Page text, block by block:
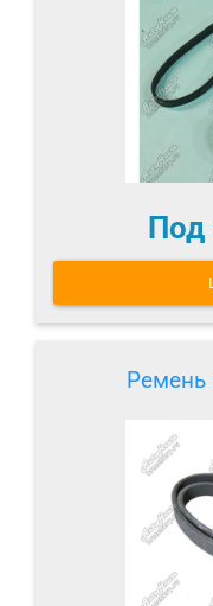
Под
Ремень